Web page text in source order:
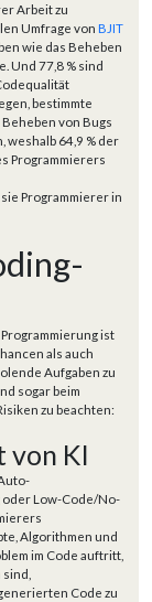
Arbeit zu
Umfrage von BJIT
wie das Beheben
Und 77,8 % sind
bestimmte
von Bugs
64,9 % der
Programmierers
Programmierer in
ist
als auch
Aufgaben zu
sogar beim
zu beachten:
von KI
Low-Code/No-
Algorithmen und
im Code auftritt,
Code zu